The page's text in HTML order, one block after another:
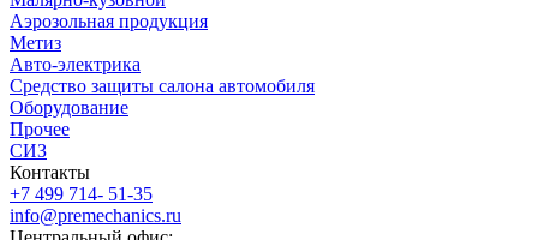
Аэрозольная продукция
Метиз
Авто-электрика
Средство защиты салона автомобиля
Оборудование
Прочее
СИЗ
Контакты
+7 499 714- 51-35
info@premechanics.ru